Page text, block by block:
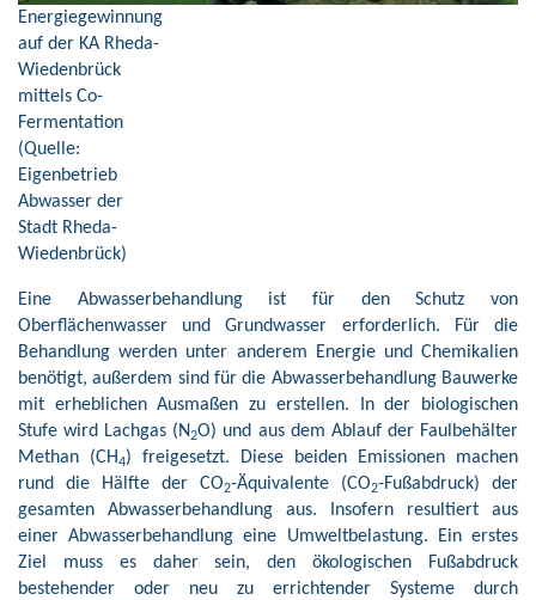
Energiegewinnung
auf der KA Rheda-
Wiedenbrück
mittels Co-
Fermentation
(Quelle:
Eigenbetrieb
Abwasser der
Stadt Rheda-
Wiedenbrück)
Eine Abwasserbehandlung ist für den Schutz von
Oberflächenwasser und Grundwasser erforderlich. Für die
Behandlung werden unter anderem Energie und Chemikalien
benötigt, außerdem sind für die Abwasserbehandlung Bauwerke
mit erheblichen Ausmaßen zu erstellen. In der biologischen
Stufe wird Lachgas (N2O) und aus dem Ablauf der Faulbehälter
Methan (CH4) freigesetzt. Diese beiden Emissionen machen
rund die Hälfte der CO2-Äquivalente (CO2-Fußabdruck) der
gesamten Abwasserbehandlung aus. Insofern resultiert aus
einer Abwasserbehandlung eine Umweltbelastung. Ein erstes
Ziel muss es daher sein, den ökologischen Fußabdruck
bestehender oder neu zu errichtender Systeme durch